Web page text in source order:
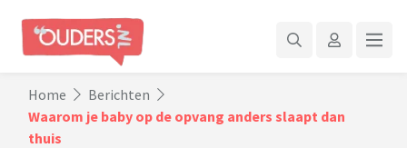
Home
Berichten
Waarom je baby op de opvang anders slaapt dan
thuis